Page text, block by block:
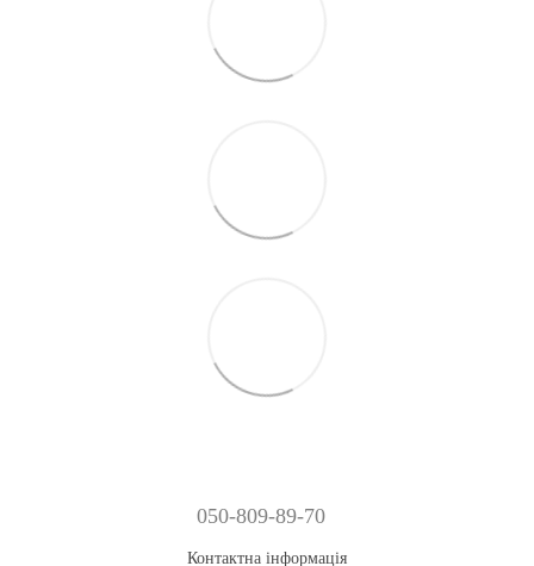
050-809-89-70
Контактна інформація